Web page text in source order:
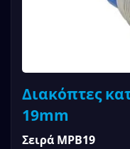
Διακόπτες
19mm
Σειρά MPB19